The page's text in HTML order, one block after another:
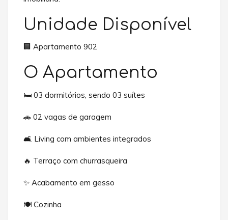
Unidade Disponível
🏢 Apartamento 902
O Apartamento
🛏️ 03 dormitórios, sendo 03 suítes
🚗 02 vagas de garagem
🛋️ Living com ambientes integrados
🔥 Terraço com churrasqueira
✨ Acabamento em gesso
🍽️ Cozinha